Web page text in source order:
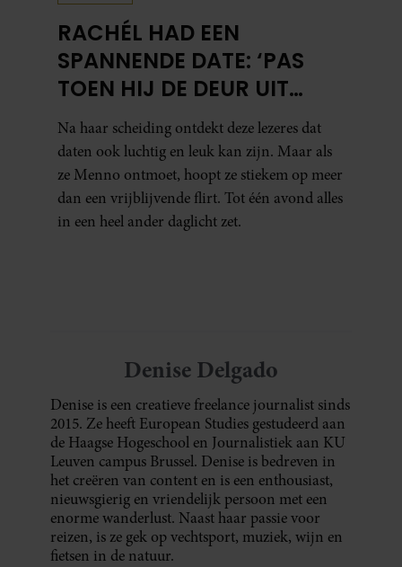
RACHÉL HAD EEN
SPANNENDE DATE: ‘PAS
TOEN HIJ DE DEUR UIT
WAS, BESEFTE IK WAT ER
ECHT WAS GEBEURD’
Na haar scheiding ontdekt deze lezeres dat
daten ook luchtig en leuk kan zijn. Maar als
ze Menno ontmoet, hoopt ze stiekem op meer
dan een vrijblijvende flirt. Tot één avond alles
in een heel ander daglicht zet.
Denise Delgado
Denise is een creatieve freelance journalist sinds
2015. Ze heeft European Studies gestudeerd aan
de Haagse Hogeschool en Journalistiek aan KU
Leuven campus Brussel. Denise is bedreven in
het creëren van content en is een enthousiast,
nieuwsgierig en vriendelijk persoon met een
enorme wanderlust. Naast haar passie voor
reizen, is ze gek op vechtsport, muziek, wijn en
fietsen in de natuur.